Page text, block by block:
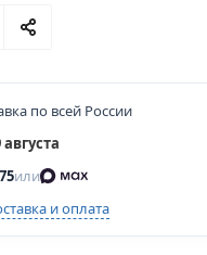
по всей России
августа
или
и оплата